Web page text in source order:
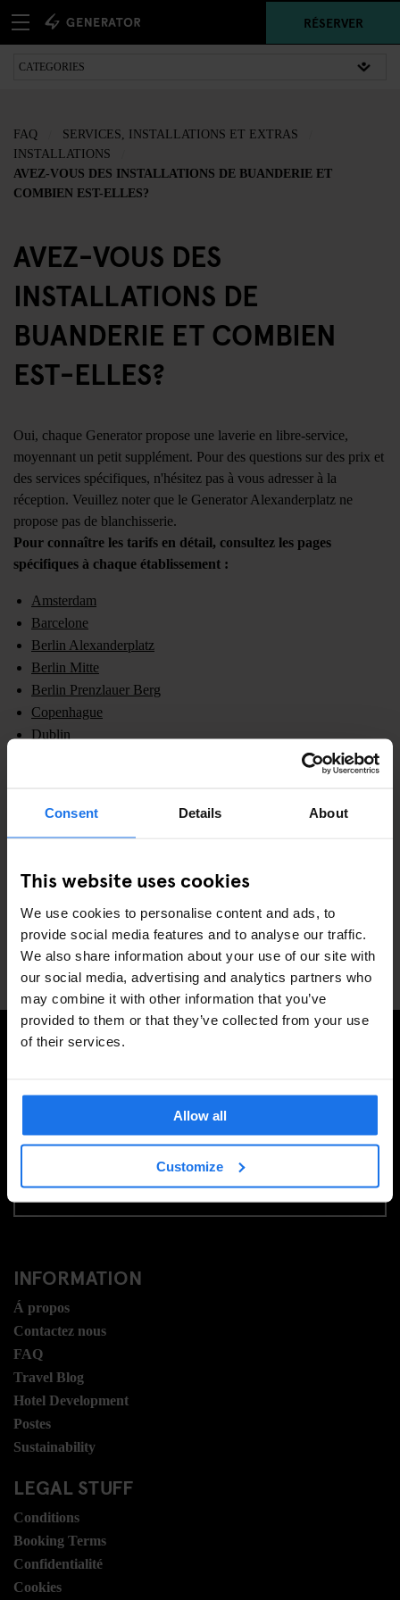
Consent Details About
This website uses cookies
We use cookies to personalise content and ads, to
provide social media features and to analyse our traffic.
We also share information about your use of our site with
our social media, advertising and analytics partners who
may combine it with other information that you’ve
provided to them or that they’ve collected from your use
of their services.
Allow all
Customize
RÉSERVER
FAQ
SERVICES, INSTALLATIONS ET EXTRAS
INSTALLATIONS
AVEZ-VOUS DES INSTALLATIONS DE BUANDERIE ET
COMBIEN EST-ELLES?
AVEZ-VOUS DES
INSTALLATIONS DE
BUANDERIE ET COMBIEN
EST-ELLES?
Oui, chaque Generator propose une laverie en libre-service,
moyennant un petit supplément. Pour des questions sur des prix et
des services spécifiques, n'hésitez pas à vous adresser à la
réception. Veuillez noter que le Generator Alexanderplatz ne
propose pas de blanchisserie.
Pour connaître les tarifs en détail, consultez les pages
spécifiques à chaque établissement :
Amsterdam
Barcelone
Berlin Alexanderplatz
Berlin Mitte
Berlin Prenzlauer Berg
Copenhague
Dublin
Rome
Stockholm
Venise
Washington
RECEVOIR DES OFFRES EXCLUSIVES
S'INSCRIRE
INFORMATION
Á propos
Contactez nous
FAQ
Travel Blog
Hotel Development
Postes
Sustainability
LEGAL STUFF
Conditions
Booking Terms
Confidentialité
Cookies